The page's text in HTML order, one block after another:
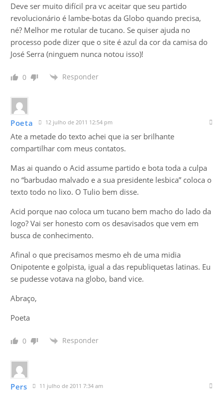
Deve ser muito difícil pra vc aceitar que seu partido
revolucionário é lambe-botas da Globo quando precisa,
né? Melhor me rotular de tucano. Se quiser ajuda no
processo pode dizer que o site é azul da cor da camisa do
José Serra (ninguem nunca notou isso)!
0 Responder
Poeta 12 julho de 2011 12:54 pm
Ate a metade do texto achei que ia ser brilhante
compartilhar com meus contatos.
Mas ai quando o Acid assume partido e bota toda a culpa
no “barbudao malvado e a sua presidente lesbica” coloca o
texto todo no lixo. O Tulio bem disse.
Acid porque nao coloca um tucano bem macho do lado da
logo? Vai ser honesto com os desavisados que vem em
busca de conhecimento.
Afinal o que precisamos mesmo eh de uma midia
Onipotente e golpista, igual a das republiquetas latinas. Eu
se pudesse votava na globo, band vice.
Abraço,
Poeta
0 Responder
Pers 11 julho de 2011 7:34 am